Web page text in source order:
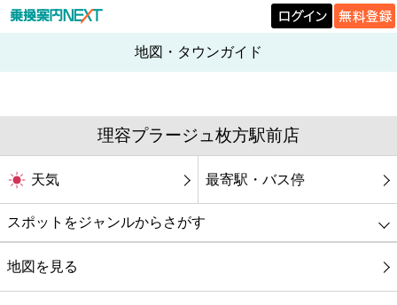
地図・タウンガイド
理容プラージュ枚方駅前店
天気 最寄駅・バス停
スポットをジャンルからさがす
グルメ
地図を見る